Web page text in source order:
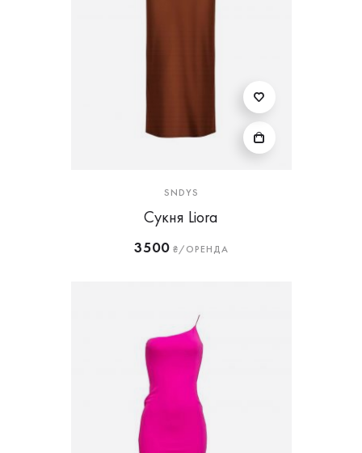
SNDYS
Сукня Liora
3500₴/ОРЕНДА